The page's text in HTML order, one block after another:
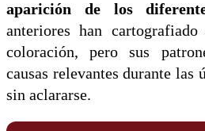
aparición de los
anteriores han
coloración, pero sus
causas relevantes durante las
sin aclararse.